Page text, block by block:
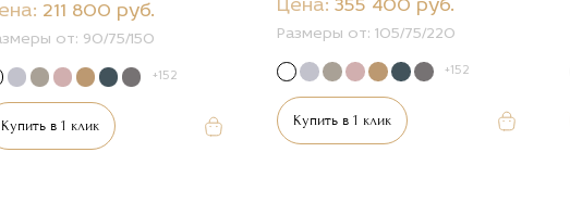
211 800 руб.
от: 90/75/150
+152
Купить в 1 клик
Цена: 355 400 руб.
Размеры от:105/75/220
+152
Купить в 1 клик